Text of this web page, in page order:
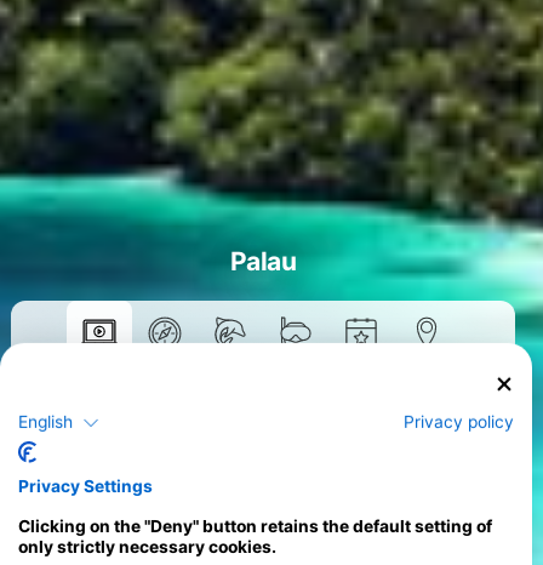
Palau
English Privacy policy
Privacy Settings
Clicking on the "Deny" button retains the default setting of
only strictly necessary cookies.